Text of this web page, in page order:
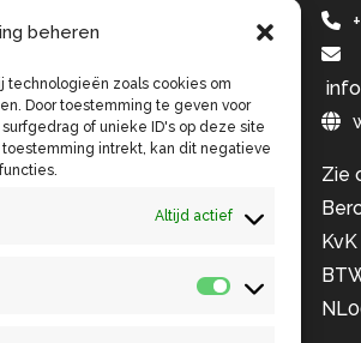
beheren
technologieën zoals cookies om
Door toestemming te geven voor
of unieke ID's op deze site
intrekt, kan dit negatieve
Altijd actief
Statistieken
Zie